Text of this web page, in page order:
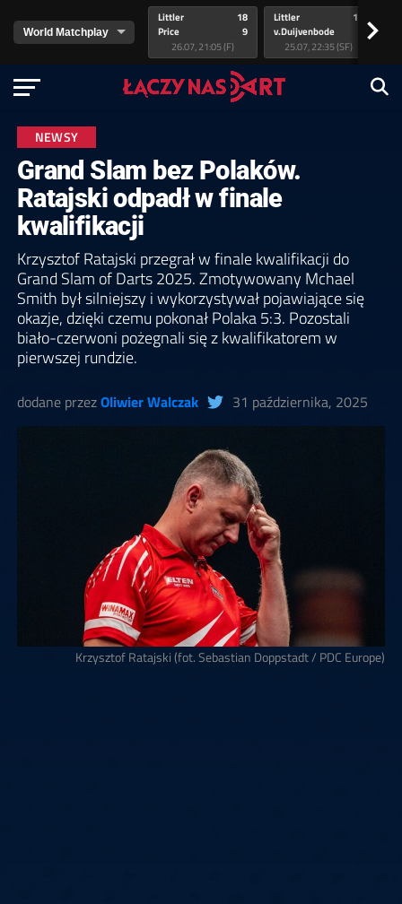
Littler
Price
18
9
26.07, 21:05 (F)
Littler
v.Duijvenbode
17
25.07, 22:35 (SF)
>
NEWSY
Grand Slam bez Polaków.
Ratajski odpadł w finale
kwalifikacji
Krzysztof Ratajski przegrał w finale kwalifikacji do
Grand Slam of Darts 2025. Zmotywowany Mchael
Smith był silniejszy i wykorzystywał pojawiające się
okazje, dzięki czemu pokonał Polaka 5:3. Pozostali
biało-czerwoni pożegnali się z kwalifikatorem w
pierwszej rundzie.
dodane przezOliwier Walczak 31 października, 2025
Krzysztof Ratajski (fot. Sebastian Doppstadt / PDC Europe)